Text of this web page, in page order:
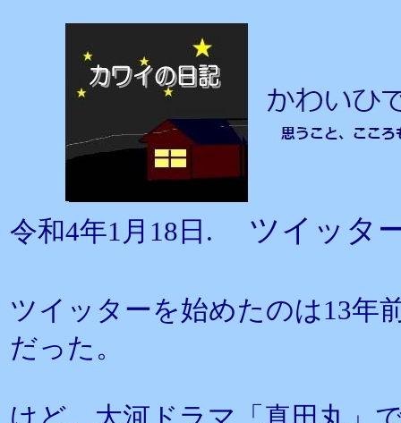
令和4年1月18日. ツイッ
ツイッターを始めたのは13年
だった。